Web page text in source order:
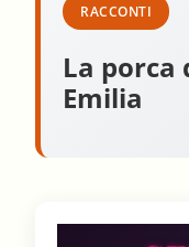
RACCONTI
La porca
Emilia